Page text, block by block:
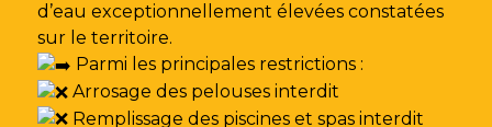
d’eau exceptionnellement élevées constatées
sur le territoire.
Parmi les principales restrictions :
Arrosage des pelouses interdit
Remplissage des piscines et spas interdit